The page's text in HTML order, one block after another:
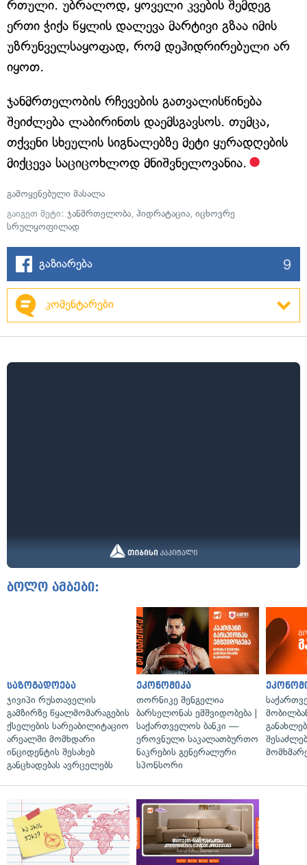
რთული. უბრალოდ, ყოველი კვების შემდეგ
ერთი ჭიქა წყლის დალევა მარტივი გზაა იმის
უზრუნველსაყოფად, რომ დეჰიდრირებული არ
იყოთ.
ჯანმრთელობის რჩევების გათვალისწინება
შეიძლება ლაბირინთს დაემსგავსოს. თუმცა,
თქვენი სხეულის სიგნალებზე მეტი ყურადღების
მიქცევა საციცოხლოდ მნიშვნელოვანია.
გამოყენებული მასალა
გაიგეთ მეტი: ჯანმრთელობა, ჰიდრატაცია, იცხოვრე
სრულყოფილად
გაზიარება 9
კომენტარები
ბოლო ამბები:
საზოგადოება
ჯივიპი რუსთაველის
გამზირზე წყალმომარაგების
ქსელების სარეაბილიტაციო
არეალში მომხდარი
ინციდენტის შესახებ
განცხადებას ავრცელებს
ეკონომიკა
თორნიკე შენგელია
ბარსელონას ემშვიდობება |
საქართველოს ბანკი —
ეროვნული საკალათბურთო
ნაკრების გენერალური
სპონსორი